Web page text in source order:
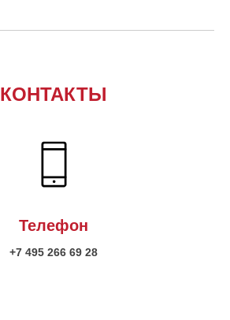
КОНТАКТЫ
Телефон
+7 495 266 69 28